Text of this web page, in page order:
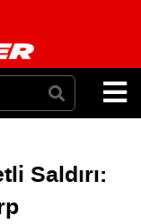
Saldırı: